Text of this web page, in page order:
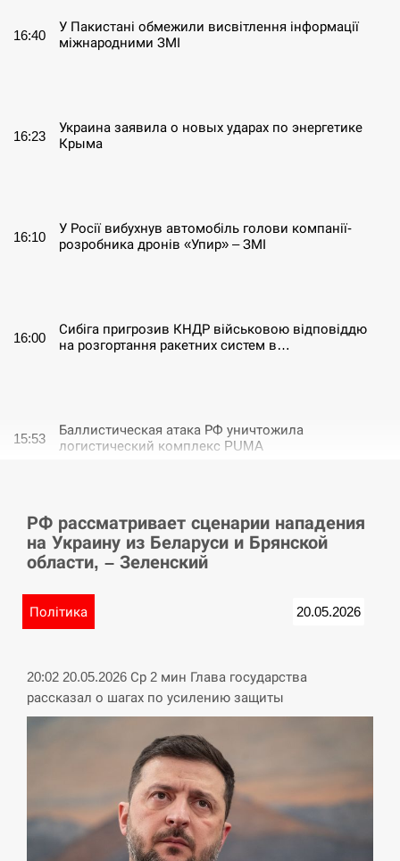
16:40
У Пакистані обмежили висвітлення інформації
міжнародними ЗМІ
16:23
Украина заявила о новых ударах по энергетике
Крыма
16:10
У Росії вибухнув автомобіль голови компанії-
розробника дронів «Упир» – ЗМІ
16:00
Сибіга пригрозив КНДР військовою відповіддю
на розгортання ракетних систем в…
15:53
Баллистическая атака РФ уничтожила
логистический комплекс PUMA
15:40
У Німеччині удар блискавки розділив навпіл
місто в Баварії
Пытки военнообязанного на Закарпатье:
Іспанія попросила партнерів не критикувати
Марокко через міграційну кризу –…
РФ провела новий раунд таємних зустрічей з
Європою щодо війни…
РФ рассматривает сценарии нападения
на Украину из Беларуси и Брянской
области, – Зеленский
Політика 20.05.2026
20:02 20.05.2026 Ср 2 мин Глава государства
рассказал о шагах по усилению защиты